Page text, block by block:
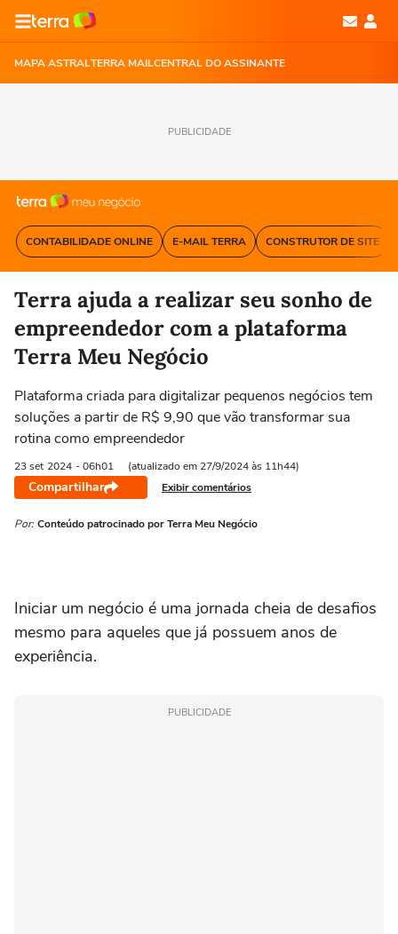
MAPA ASTRALTERRA MAILCENTRAL DO ASSINANTE
PUBLICIDADE
CONTABILIDADE ONLINE E-MAIL TERRA CONSTRUTOR DE SITE
Terra ajuda a realizar seu sonho de
empreendedor com a plataforma
Terra Meu Negócio
Plataforma criada para digitalizar pequenos negócios tem
soluções a partir de R$ 9,90 que vão transformar sua
rotina como empreendedor
23 set 2024 - 06h01 (atualizado em 27/9/2024 às 11h44)
Compartilhar Exibir comentários
Por: Conteúdo patrocinado por Terra Meu Negócio
Iniciar um negócio é uma jornada cheia de desafios
mesmo para aqueles que já possuem anos de
experiência.
PUBLICIDADE